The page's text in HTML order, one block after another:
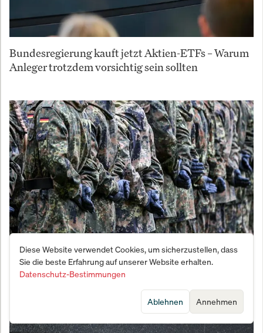
Bundesregierung kauft jetzt Aktien-ETFs – Warum
Anleger trotzdem vorsichtig sein sollten
Vernichtungsschlag gegen den Fachkräftemangel:
Bundeswehr meldet Bewerber-Beben
Diese Website verwendet Cookies, um sicherzustellen, dass
Sie die beste Erfahrung auf unserer Website erhalten.
Datenschutz-Bestimmungen
Annehmen
Ablehnen